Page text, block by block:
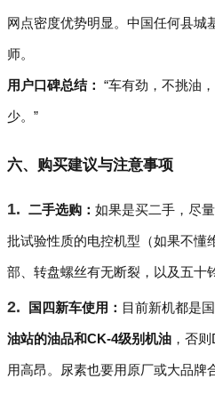
网点密度优势明显。中国任何县城
师。
用户口碑总结： “车有劲，不挑油
少。”
六、购买建议与注意事项
二手选购： 如果是买二手，尽
批试验性质的电控机型（如果不懂
部、转盘螺丝有无断裂，以及五十
国四新车使用： 目前新机都是
油站的油品和CK-4级别机油 ，否
用高昂。尿素也要用原厂或大品牌